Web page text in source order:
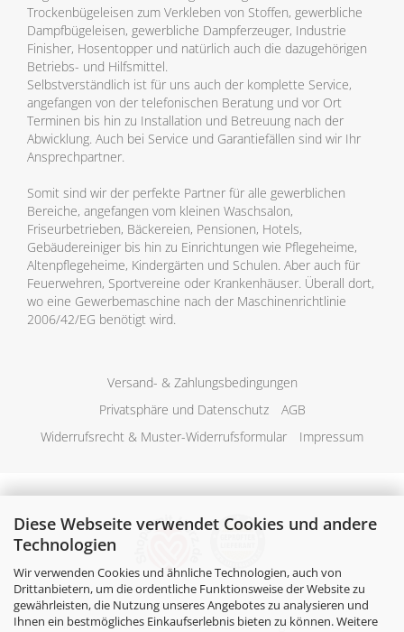
Diese Webseite verwendet Cookies und andere
Technologien
Wir verwenden Cookies und ähnliche Technologien, auch von
Drittanbietern, um die ordentliche Funktionsweise der Website zu
gewährleisten, die Nutzung unseres Angebotes zu analysieren und
Ihnen ein bestmögliches Einkaufserlebnis bieten zu können. Weitere
Trockenbügeleisen zum Verkleben von Stoffen, gewerbliche
Dampfbügeleisen, gewerbliche Dampferzeuger, Industrie
Finisher, Hosentopper und natürlich auch die dazugehörigen
Betriebs- und Hilfsmittel.
Selbstverständlich ist für uns auch der komplette Service,
angefangen von der telefonischen Beratung und vor Ort
Terminen bis hin zu Installation und Betreuung nach der
Abwicklung. Auch bei Service und Garantiefällen sind wir Ihr
Ansprechpartner.
Somit sind wir der perfekte Partner für alle gewerblichen
Bereiche, angefangen vom kleinen Waschsalon,
Friseurbetrieben, Bäckereien, Pensionen, Hotels,
Gebäudereiniger bis hin zu Einrichtungen wie Pflegeheime,
Altenpflegeheime, Kindergärten und Schulen. Aber auch für
Feuerwehren, Sportvereine oder Krankenhäuser. Überall dort,
wo eine Gewerbemaschine nach der Maschinenrichtlinie
2006/42/EG benötigt wird.
Versand- & Zahlungsbedingungen
Privatsphäre und Datenschutz
AGB
Widerrufsrecht & Muster-Widerrufsformular
Impressum
Alle Preise verstehen sich inklusive der gesetzlichen